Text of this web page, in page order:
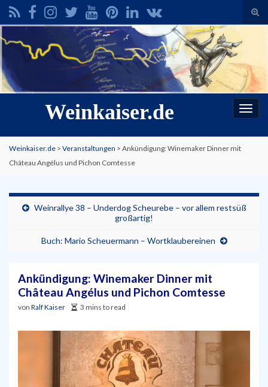
Search for:
Weinkaiser.de
Weinkaiser.de > Veranstaltungen > Ankündigung: Winemaker Dinner mit
Château Angélus und Pichon Comtesse
Weinrallye 38 – Underdog Scheurebe – vor allem restsüß
großartig!
Buch: Mario Scheuermann – Wortklaubereinen
Ankündigung: Winemaker Dinner mit
Château Angélus und Pichon Comtesse
von Ralf Kaiser 3 mins to read